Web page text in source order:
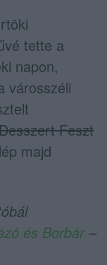
tette a
napon,
városszéli
Feszt
majd
és Borbár–